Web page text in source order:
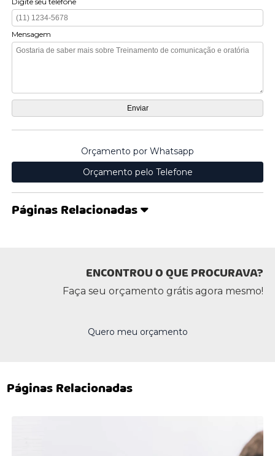
Mensagem
Orçamento por Whatsapp
Orçamento pelo Telefone
Páginas Relacionadas
ENCONTROU O QUE PROCURAVA?
Faça seu orçamento grátis agora mesmo!
Quero meu orçamento
Páginas Relacionadas